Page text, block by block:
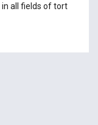
all fields of tort